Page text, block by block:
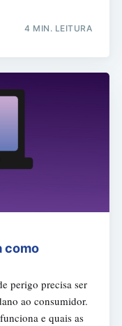
4 MIN. LEITURA
como
perigo precisa ser
ao consumidor.
e quais as